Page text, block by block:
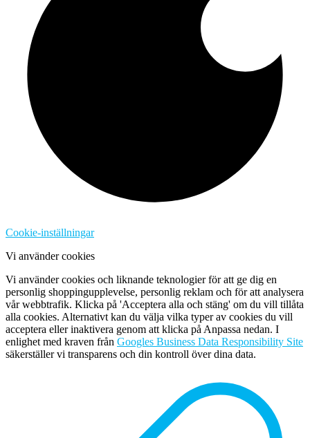
Cookie-inställningar
Vi använder cookies
Vi använder cookies och liknande teknologier för att ge dig en
personlig shoppingupplevelse, personlig reklam och för att analysera
vår webbtrafik. Klicka på 'Acceptera alla och stäng' om du vill tillåta
alla cookies. Alternativt kan du välja vilka typer av cookies du vill
acceptera eller inaktivera genom att klicka på Anpassa nedan. I
enlighet med kraven från Googles Business Data Responsibility Site
säkerställer vi transparens och din kontroll över dina data.